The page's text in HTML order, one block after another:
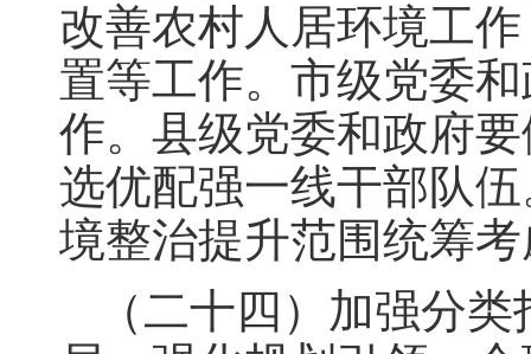
改善农村人居环境工
置等工作。市级党委
作。县级党委和政府
选优配强一线干部队
境整治提升范围统筹
（二十四）加强分